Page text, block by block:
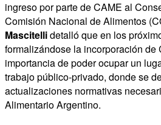
ingreso por parte de CAME al
Comisión Nacional de Alimentos
Mascitellidetalló que en los
formalizándose la incorporación de
importancia de poder ocupar un
trabajo público-privado, donde se
actualizaciones normativas
Alimentario Argentino.